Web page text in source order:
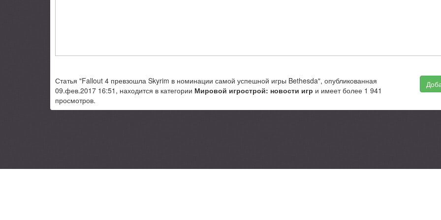
Статья "Fallout 4 превзошла Skyrim в номинации самой успешной игры Bethesda", опубликованная
09.фев.2017 16:51, находится в категории Мировой игрострой: новости игр и имеет более 1 941
просмотров.